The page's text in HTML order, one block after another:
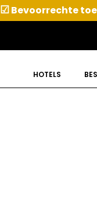
☑Bevoorrechte
HOTELS